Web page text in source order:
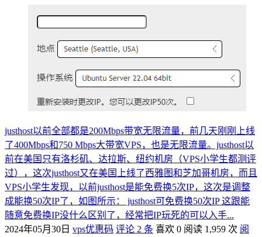
justhost以前全部都是200Mbps带宽无限流量，前几天刚刚上线
了400Mbps和750 Mbps大带宽VPS，也是无限流量。justhost以
前在美国只有洛杉矶、达拉斯、纽约机房（VPS小学生都测评
过），这次justhost又在美国上线了西雅图和芝加哥机房，而且
VPS小学生发现，以前justhost是能免费换5次IP，这次是调整
成能换50次IP了，如图所示： justhost可免费换50次IP 这跟能
随意免费换IP没什么区别了，经常把IP玩死的可以入手...
2024年05月30日 vps优惠码 评论 2 条 喜欢 0 阅读 1,959 次 阅